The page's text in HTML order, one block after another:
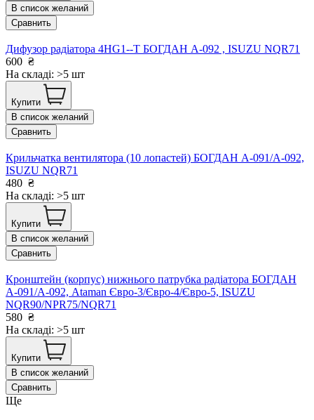
В список желаний
Сравнить
Дифузор радіатора 4HG1--T БОГДАН А-092 , ISUZU NQR71
600 ₴
На складі: >5 шт
Купити
В список желаний
Сравнить
Крильчатка вентилятора (10 лопастей) БОГДАН А-091/А-092,
ISUZU NQR71
480 ₴
На складі: >5 шт
Купити
В список желаний
Сравнить
Кронштейн (корпус) нижнього патрубка радіатора БОГДАН
А-091/А-092, Ataman Євро-3/Євро-4/Євро-5, ISUZU
NQR90/NPR75/NQR71
580 ₴
На складі: >5 шт
Купити
В список желаний
Сравнить
Ще